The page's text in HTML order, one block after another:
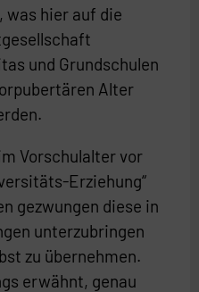
was hier auf die
und Grundschulen
Alter
Vorschulalter vor
Erziehung“
gezwungen diese in
unterzubringen
zu übernehmen.
erwähnt, genau